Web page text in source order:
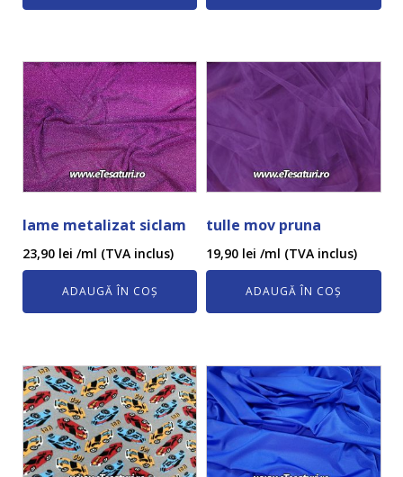
lame metalizat siclam
23,90 lei /ml (TVA inclus)
ADAUGĂ ÎN COȘ
tulle mov pruna
19,90 lei /ml (TVA inclus)
ADAUGĂ ÎN COȘ